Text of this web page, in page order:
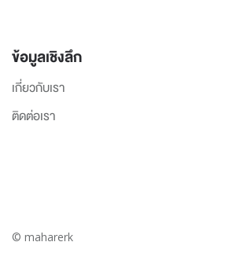
ข้อมูลเชิงลึก
เกี่ยวกับเรา
ติดต่อเรา
© maharerk